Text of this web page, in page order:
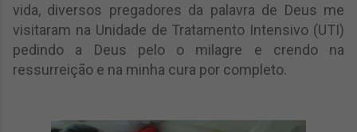
vida, diversos pregadores da palavra de Deus me
visitaram na Unidade de Tratamento Intensivo (UTI)
pedindo a Deus pelo o milagre e crendo na
ressurreição e na minha cura por completo.